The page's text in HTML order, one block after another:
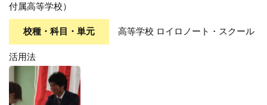
付属高等学校）
校種・科目・単元 高等学校 ロイロノート・スクール
活用法